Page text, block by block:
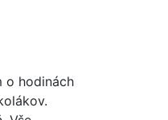
o hodinách